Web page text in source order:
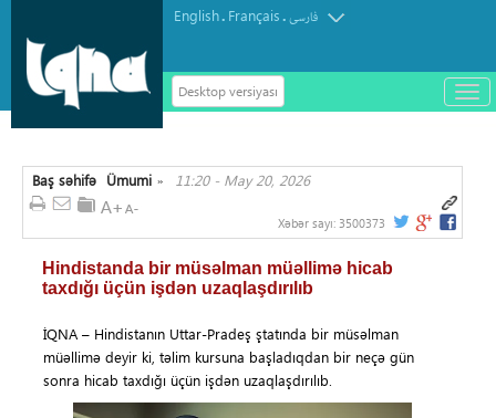
English. Français.فارسی
Desktop versiyası
باز
و
Baş səhifə »
Ümumi 11:20 - May 20, 2026
Xəbər sayı: 3500373
Hindistanda bir müsəlman müəllimə hicab
taxdığı üçün işdən uzaqlaşdırılıb
İQNA – Hindistanın Uttar-Pradeş ştatında bir müsəlman
müəllimə deyir ki, təlim kursuna başladıqdan bir neçə gün
sonra hicab taxdığı üçün işdən uzaqlaşdırılıb.